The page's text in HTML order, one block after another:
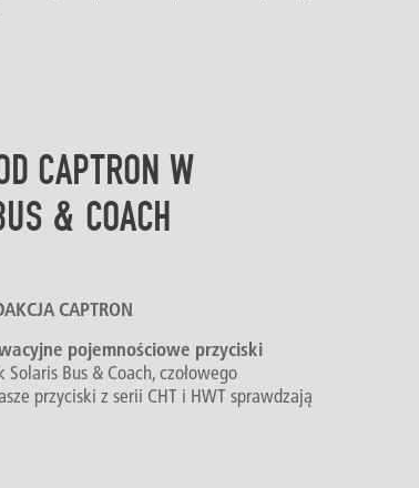
CAPTRON W
& COACH
CAPTRON
pojemnościowe przyciski
Solaris Bus & Coach, czołowego
przyciski z serii CHT i HWT sprawdzają